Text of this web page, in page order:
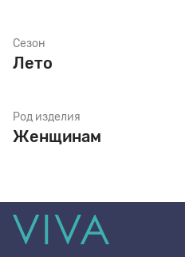
Сезон
Лето
Род изделия
Женщинам